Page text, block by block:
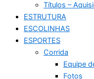
Títulos –
ESTRUTURA
ESCOLINHAS
ESPORTES
Corrida
Equipe
Fotos